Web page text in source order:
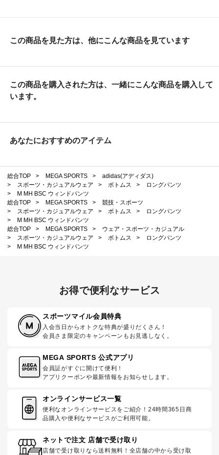
この商品を見た方は、他にこんな商品を見ています
この商品を購入された方は、一緒にこんな商品を購入して
います。
あなたにおすすめのアイテム
総合TOP > MEGA SPORTS >
adidas(アディダス)
>
スポーツ・カジュアルウェア > ボトムス >
ロングパンツ
>
M MH BSC ウィンドパンツ
総合TOP
> MEGA SPORTS >
競技・スポーツ
>
スポーツ・カジュアルウェア > ボトムス >
ロングパンツ
>
M MH BSC ウィンドパンツ
総合TOP
> MEGA SPORTS >
ウェア・スポーツ・カジュアル
>
スポーツ・カジュアルウェア > ボトムス >
ロングパンツ
>
M MH BSC ウィンドパンツ
お得で便利なサービス
スポーツマイル会員特典
入会当日からオトクな特典が盛りだくさん！
会員さま限定のキャンペーンもお見逃しなく。
MEGA SPORTS 公式アプリ
会員証がすぐに開けて便利！
アプリクーポンや最新情報をお知らせします。
オンラインサービス一覧
便利なオンラインサービスをご紹介！24時間365日商
品購入や便利なサービスがご利用可能。
ネットで注文 店舗で受け取り
店舗で受け取りなら送料無料！全店舗の中から受け取